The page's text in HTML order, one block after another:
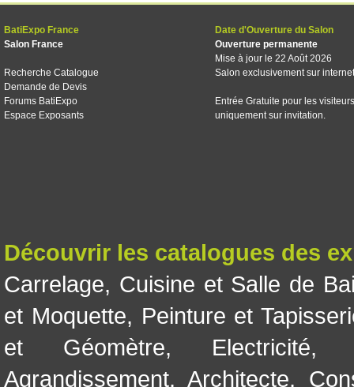
BatiExpo France
Salon France
Recherche Catalogue
Demande de Devis
Forums BatiExpo
Espace Exposants
Date d'Ouverture du Salon
Ouverture permanente
Mise à jour le 22 Août 2026
Salon exclusivement sur internet
Entrée Gratuite pour les visiteurs
uniquement sur invitation.
Découvrir les catalogues des
Carrelage, Cuisine et Salle de
et Moquette, Peinture et
et Géomètre, Electricité
Agrandissement, Architecte,